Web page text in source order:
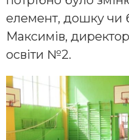
елемент, дошку чи
Максимів,
освіти №2.